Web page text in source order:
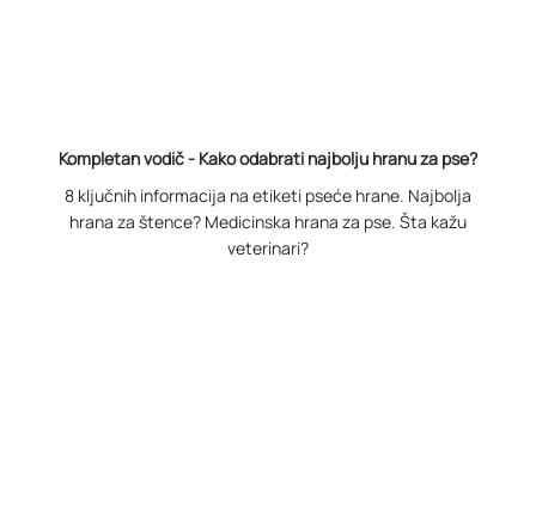
Kompletan vodič - Kako odabrati najbolju hranu za pse?
8 ključnih informacija na etiketi pseće hrane. Najbolja
hrana za štence? Medicinska hrana za pse. Šta kažu
veterinari?